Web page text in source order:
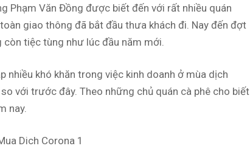
Phạm Văn Đồng được biết đến với rất nhiều quán
giao thông đã bắt đầu thưa khách đi. Nay đến đợt
tiệc tùng như lúc đầu năm mới.
nhiều khó khăn trong việc kinh doanh ở mùa dịch
với trước đây. Theo những chủ quán cà phê cho biết
nay.